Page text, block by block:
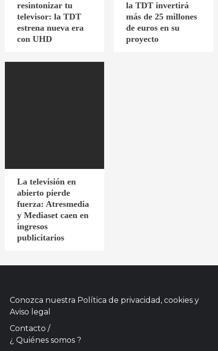
resintonizar tu
televisor: la TDT
estrena nueva era
con UHD
la TDT invertirá
más de 25 millones
de euros en su
proyecto
La televisión en
abierto pierde
fuerza: Atresmedia
y Mediaset caen en
ingresos
publicitarios
Conozca nuestra Política de privacidad, cookies y
Aviso legal
Contacto /
¿ Quiénes somos ?